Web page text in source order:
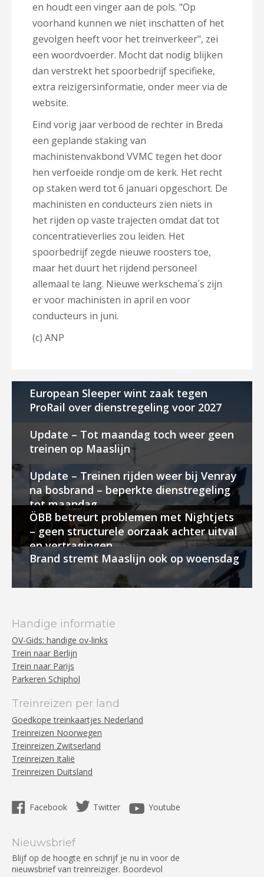
en houdt een vinger aan de pols. "Op
voorhand kunnen we niet inschatten of het
gevolgen heeft voor het treinverkeer", zei
een woordvoerder. Mocht dat nodig blijken
dan verstrekt het spoorbedrijf specifieke,
extra reizigersinformatie, onder meer via de
website.
Eind vorig jaar verbood de rechter in Breda
een geplande staking van
machinistenvakbond VVMC tegen het door
hen verfoeide rondje om de kerk. Het recht
op staken werd tot 6 januari opgeschort. De
machinisten en conducteurs zien niets in
het rijden op vaste trajecten omdat dat tot
concentratieverlies zou leiden. Het
spoorbedrijf zegde nieuwe roosters toe,
maar het duurt het rijdend personeel
allemaal te lang. Nieuwe werkschema´s zijn
er voor machinisten in april en voor
conducteurs in juni.
(c) ANP
European Sleeper wint zaak tegen
ProRail over dienstregeling voor 2027
Update – Tot maandag toch weer geen
treinen op Maaslijn
Update – Treinen rijden weer bij Venray
na bosbrand – beperkte dienstregeling
tot maandag
ÖBB betreurt problemen met Nightjets
– geen structurele oorzaak achter uitval
en vertragingen
Brand stremt Maaslijn ook op woensdag
Handige informatie
OV-Gids: handige ov-links
Trein naar Berlijn
Trein naar Parijs
Parkeren Schiphol
Treinreizen per land
Goedkope treinkaartjes Nederland
Treinreizen Noorwegen
Treinreizen Zwitserland
Treinreizen Italië
Treinreizen Duitsland
Facebook Twitter Youtube
Nieuwsbrief
Blijf op de hoogte en schrijf je nu in voor de
nieuwsbrief van treinreiziger. Boordevol